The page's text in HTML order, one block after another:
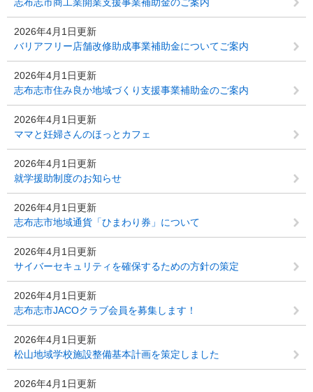
2026年4月1日更新
バリアフリー店舗改修助成事業補助金についてご案内
2026年4月1日更新
志布志市住み良か地域づくり支援事業補助金のご案内
2026年4月1日更新
ママと妊婦さんのほっとカフェ
2026年4月1日更新
就学援助制度のお知らせ
2026年4月1日更新
志布志市地域通貨「ひまわり券」について
2026年4月1日更新
サイバーセキュリティを確保するための方針の策定
2026年4月1日更新
志布志市JACOクラブ会員を募集します！
2026年4月1日更新
松山地域学校施設整備基本計画を策定しました
2026年4月1日更新